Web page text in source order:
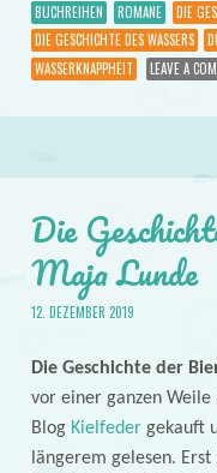
BUCHREIHEN ROMANE
DIE
DIE GESCHICHTE DES WASSERS
WASSERKNAPPHEIT
LEAVE A
Die
Maja Lunde
12. DEZEMBER 2019
Die Geschichte der
vor einer ganzen Weile
Blog Kielfedergekauft
längerem gelesen.